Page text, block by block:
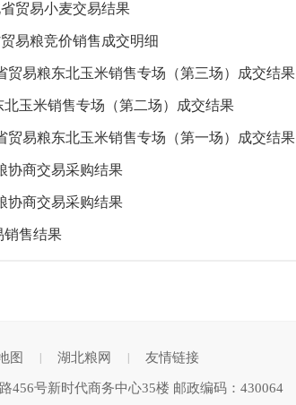
贸易小麦交易结果
易粮竞价销售成交明细
贸易粮东北玉米销售专场（第三场）成交结果
北玉米销售专场（第二场）成交结果
贸易粮东北玉米销售专场（第一场）成交结果
协商交易采购结果
协商交易采购结果
销售结果
图 湖北粮网 友情链接
456号新时代商务中心35楼 邮政编码：430064